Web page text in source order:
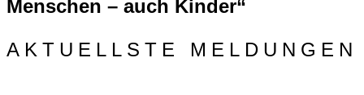
Menschen – auch Kinder“
AKTUELLSTE MELDUNGEN